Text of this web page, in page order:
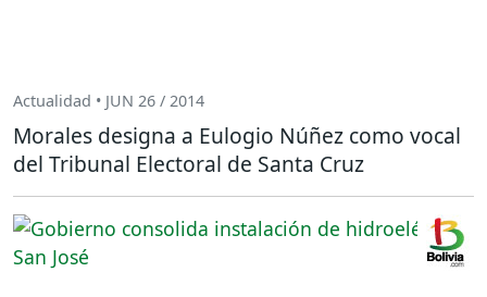
Actualidad • JUN 26 / 2014
Morales designa a Eulogio Núñez como vocal
del Tribunal Electoral de Santa Cruz